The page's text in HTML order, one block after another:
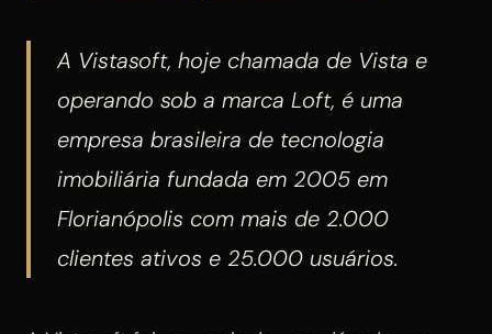
A Vistasoft, hoje chamada de Vista e
operando sob a marca Loft, é uma
empresa brasileira de tecnologia
imobiliária fundada em 2005 em
Florianópolis com mais de 2.000
clientes ativos e 25.000 usuários.